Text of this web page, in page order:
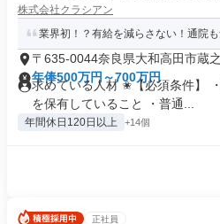
株式会社クラシアン
業界初！？有給を減らさない！通院
〒635-0044奈良県大和高田市蔵
年俸500万円～700万円
求めている人材 ✬【必須条件】
を保有していること ・普通...
年間休日120日以上 +14個
正社員